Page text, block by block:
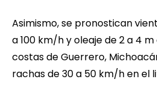
Asimismo, se pronostican
a 100 km/h y oleaje de 2 a 4
costas de Guerrero,
rachas de 30 a 50 km/h en el